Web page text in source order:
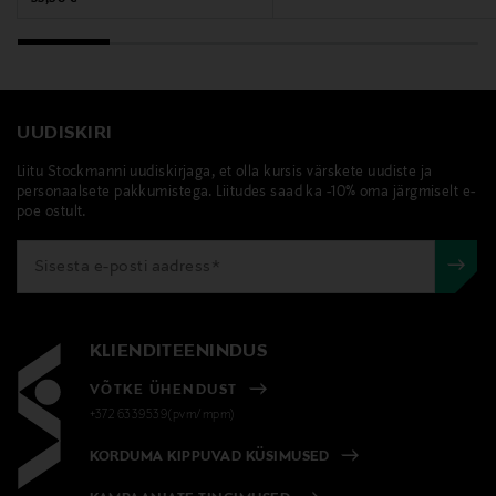
UUDISKIRI
Liitu Stockmanni uudiskirjaga, et olla kursis värskete uudiste ja
personaalsete pakkumistega. Liitudes saad ka -10% oma järgmiselt e-
poe ostult.
KLIENDITEENINDUS
VÕTKE ÜHENDUST
+372 6339539(pvm/mpm)
KORDUMA KIPPUVAD KÜSIMUSED